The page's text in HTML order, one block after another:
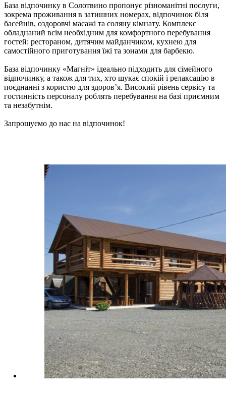
База відпочинку в Солотвино пропонує різноманітні послуги,
зокрема проживання в затишних номерах, відпочинок біля
басейнів, оздоровчі масажі та соляну кімнату. Комплекс
обладнаний всім необхідним для комфортного перебування
гостей: рестораном, дитячим майданчиком, кухнею для
самостійного приготування їжі та зонами для барбекю.
База відпочинку «Магніт» ідеально підходить для сімейного
відпочинку, а також для тих, хто шукає спокій і релаксацію в
поєднанні з користю для здоров’я. Високий рівень сервісу та
гостинність персоналу роблять перебування на базі приємним
та незабутнім.
Запрошуємо до нас на відпочинок!